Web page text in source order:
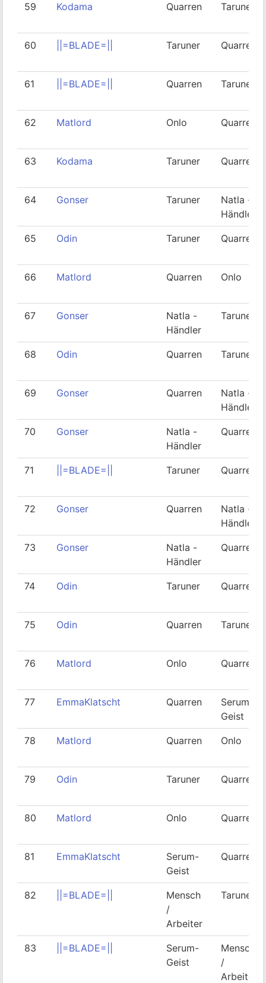
59 Kodama Quarren Taruner
60 ||=BLADE=|| Taruner Quarren
61 ||=BLADE=|| Quarren Taruner
62 Matlord Onlo Quarren
63 Kodama Taruner Quarren
64 Gonser Taruner
Natla -
Händler
65 Odin Taruner Quarren
66 Matlord Quarren Onlo
67 Gonser
Natla -
Händler
Taruner
68 Odin Quarren Taruner
69 Gonser Quarren
Natla -
Händler
70 Gonser
Natla -
Händler
Quarren
71 ||=BLADE=|| Taruner Quarren
72 Gonser Quarren
Natla -
Händler
73 Gonser
Natla -
Händler
Quarren
74 Odin Taruner Quarren
75 Odin Quarren Taruner
76 Matlord Onlo Quarren
77 EmmaKlatscht Quarren
Serum-
Geist
78 Matlord Quarren Onlo
79 Odin Taruner Quarren
80 Matlord Onlo Quarren
81 EmmaKlatscht
Serum-
Geist
Quarren
82 ||=BLADE=||
Mensch
/
Arbeiter
Taruner
83 ||=BLADE=||
Serum-
Geist
Mensch
/
Arbeiter